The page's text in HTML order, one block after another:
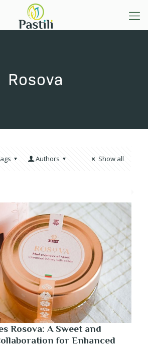
Rosova
Authors Show all
Rosova: A Sweet and
for Enhanced